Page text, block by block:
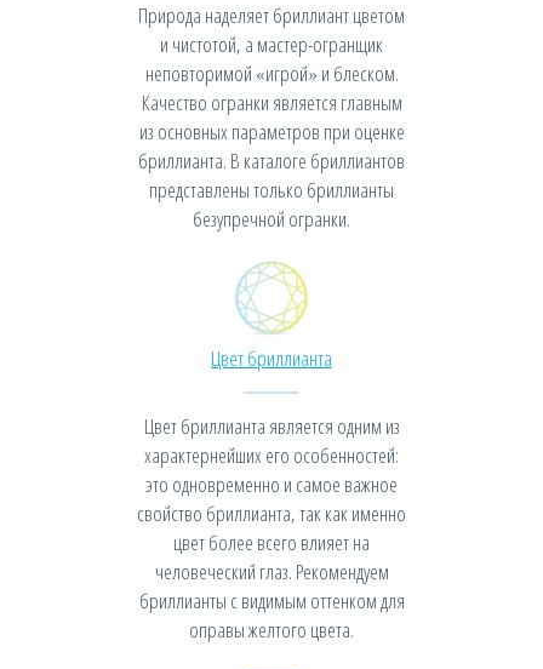
Природа наделяет бриллиант цветом
и чистотой, а мастер-огранщик
неповторимой «игрой» и блеском.
Качество огранки является главным
из основных параметров при оценке
бриллианта. В каталоге бриллиантов
представлены только бриллианты
безупречной огранки.
Цвет бриллианта
Цвет бриллианта является одним из
характернейших его особенностей:
это одновременно и самое важное
свойство бриллианта, так как именно
цвет более всего влияет на
человеческий глаз. Рекомендуем
бриллианты с видимым оттенком для
оправы желтого цвета.